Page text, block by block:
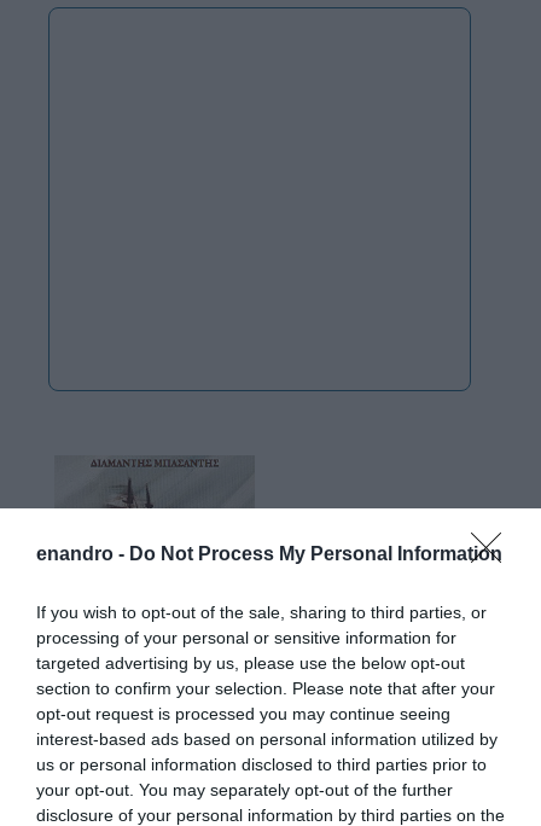
enandro - Do Not Process My Personal Information
If you wish to opt-out of the sale, sharing to third parties, or
processing of your personal or sensitive information for
targeted advertising by us, please use the below opt-out
section to confirm your selection. Please note that after your
opt-out request is processed you may continue seeing
interest-based ads based on personal information utilized by
us or personal information disclosed to third parties prior to
your opt-out. You may separately opt-out of the further
disclosure of your personal information by third parties on the